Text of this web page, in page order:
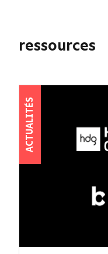
ressources
ACTUALITÉS